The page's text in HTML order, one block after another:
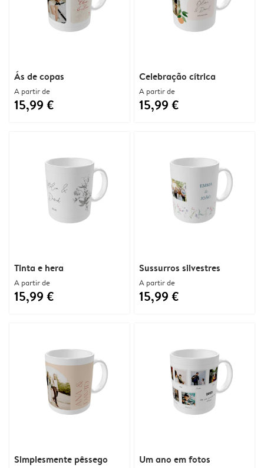
Ás de copas
A partir de
15,99 €
Celebração cítrica
A partir de
15,99 €
Tinta e hera
A partir de
15,99 €
Sussurros silvestres
A partir de
15,99 €
Simplesmente pêssego Um ano em fotos